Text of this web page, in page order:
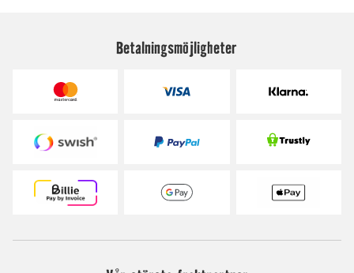
Betalningsmöjligheter